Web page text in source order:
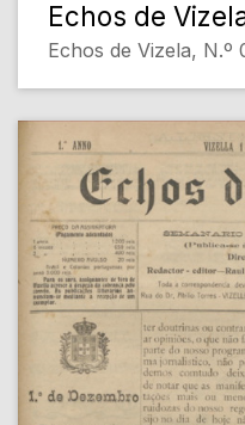
Echos de
Echos de Vizela, N.º